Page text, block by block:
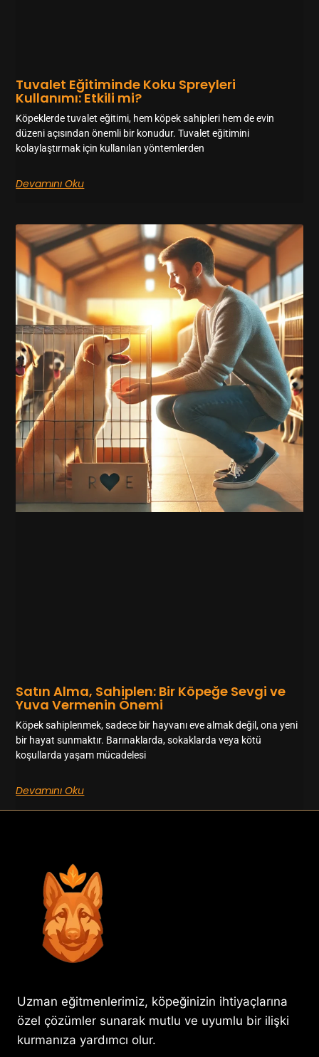
Tuvalet Eğitiminde Koku Spreyleri
Kullanımı: Etkili mi?
Köpeklerde tuvalet eğitimi, hem köpek sahipleri hem de evin
düzeni açısından önemli bir konudur. Tuvalet eğitimini
kolaylaştırmak için kullanılan yöntemlerden
Devamını Oku
Satın Alma, Sahiplen: Bir Köpeğe Sevgi ve
Yuva Vermenin Önemi
Köpek sahiplenmek, sadece bir hayvanı eve almak değil, ona yeni
bir hayat sunmaktır. Barınaklarda, sokaklarda veya kötü
koşullarda yaşam mücadelesi
Devamını Oku
Uzman eğitmenlerimiz, köpeğinizin ihtiyaçlarına
özel çözümler sunarak mutlu ve uyumlu bir ilişki
kurmanıza yardımcı olur.